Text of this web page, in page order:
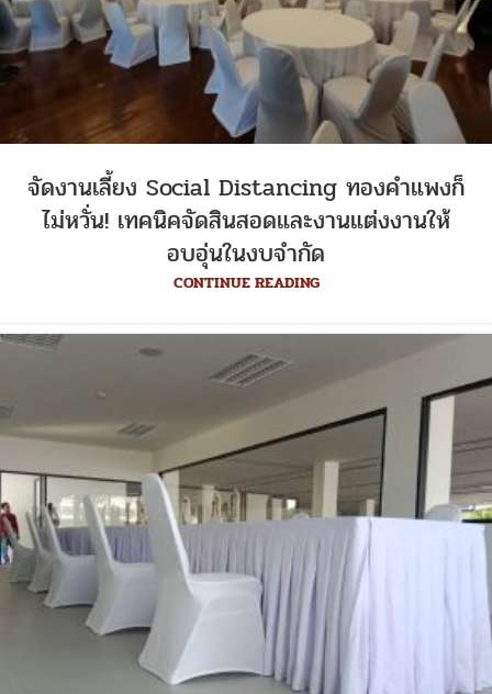
จัดงานเลี้ยง Social Distancing ทองคำแพงก็
ไม่หวั่น! เทคนิคจัดสินสอดและงานแต่งงานให้
อบอุ่นในงบจำกัด
CONTINUE READING